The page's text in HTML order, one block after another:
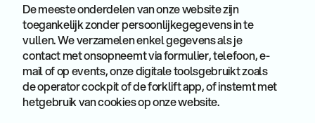
De meeste onderdelen van onze website zijn
toegankelijk zonder persoonlijkegegevens in te
vullen. We verzamelen enkel gegevens als je
contact met onsopneemt via formulier, telefoon, e-
mail of op events, onze digitale toolsgebruikt zoals
de operator cockpit of de forklift app, of instemt met
hetgebruik van cookies op onze website.